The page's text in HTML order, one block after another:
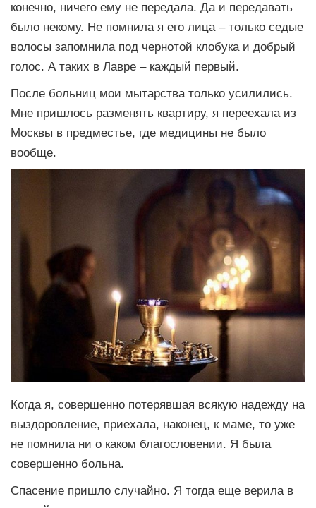
конечно, ничего ему не передала. Да и передавать
было некому. Не помнила я его лица – только седые
волосы запомнила под чернотой клобука и добрый
голос. А таких в Лавре – каждый первый.
После больниц мои мытарства только усилились.
Мне пришлось разменять квартиру, я переехала из
Москвы в предместье, где медицины не было
вообще.
Когда я, совершенно потерявшая всякую надежду на
выздоровление, приехала, наконец, к маме, то уже
не помнила ни о каком благословении. Я была
совершенно больна.
Спасение пришло случайно. Я тогда еще верила в